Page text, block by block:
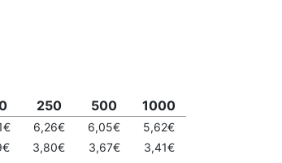
250 500
1000
6,26€ 6,05€
5,62€
3,80€ 3,67€
3,41€